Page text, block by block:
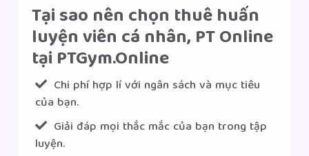
Tại sao nên chọn thuê huấn
luyện viên cá nhân, PT Online
tại PTGym.Online
Chi phí hợp lí với ngân sách và mục tiêu
của bạn.
Giải đáp mọi thắc mắc của bạn trong tập
luyện.